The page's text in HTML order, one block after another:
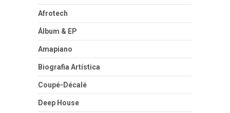
Afrotech
Álbum & EP
Amapiano
Biografia Artística
Coupé-Décalé
Deep House